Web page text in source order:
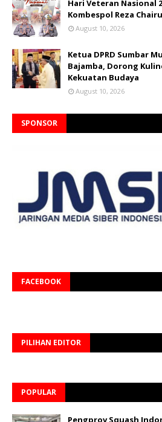
Hari Veteran Nasional
Kombespol Reza
August 10, 2026
Ketua DPRD Sumbar
Bajamba, Dorong
Kekuatan Budaya
August 10, 2026
SPONSOR
FACEBOOK
PILIHAN EDITOR
POPULAR
Pengprov Squash